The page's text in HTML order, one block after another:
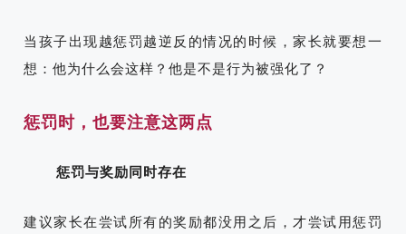
当孩子出现越惩罚越逆反的情况的时候，家长就要想一
想：他为什么会这样？他是不是行为被强化了？
惩罚时，也要注意这两点
惩罚与奖励同时存在
建议家长在尝试所有的奖励都没用之后，才尝试用惩罚